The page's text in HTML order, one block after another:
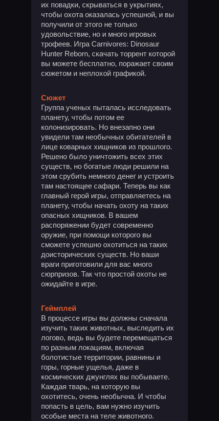
их повадки, скрываться в укрытиях,
чтобы охота оказалась успешной, и вы
получили от этого не только
удовольствие, но и много игровых
трофеев. Игра Carnivores: Dinosaur
Hunter Reborn, скачать торрент которой
вы можете бесплатно, поражает своим
сюжетом и неплохой графикой.
Сюжет
Группа ученых пыталась исследовать
планету, чтобы потом ее
колонизировать. Но внезапно они
увидели там необычных обитателей в
лице коварных хищников из прошлого.
Решено было уничтожить всех этих
существ, но богатые люди решили на
этом срубить немного денег и устроить
там настоящее сафари. Теперь вы как
главный герой игры, отправляетесь на
планету, чтобы начать охоту на таких
опасных хищников. В вашем
распоряжении будет современно
оружие, при помощи которого вы
сможете успешно охотиться на таких
доисторических существ. Но ваши
враги приготовили для вас много
сюрпризов. Так что простой охоты не
ожидайте в игре.
Геймплей
В процессе игры вы должны сначала
изучить таких животных, выследить их
логово, ведь вы будете перемещаться
по разным локациям, включая
болотистые территории, равнины и
горы, горные ущелья, даже в
космических джунглях вы побываете.
Каждая тварь, на которую вы
охотитесь, очень необычна. И чтобы
попасть в цель, вам нужно изучить
особые места на теле животного.